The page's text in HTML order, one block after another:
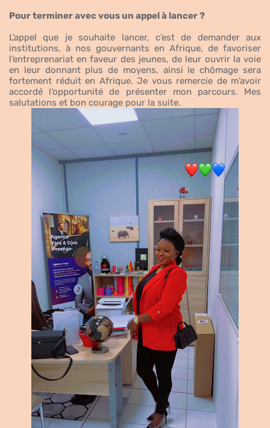
Pour terminer avec vous un appel à lancer ?
L’appel que je souhaite lancer, c’est de demander aux
institutions, à nos gouvernants en Afrique, de favoriser
l’entreprenariat en faveur des jeunes, de leur ouvrir la voie
en leur donnant plus de moyens, ainsi le chômage sera
fortement réduit en Afrique. Je vous remercie de m’avoir
accordé l’opportunité de présenter mon parcours. Mes
salutations et bon courage pour la suite.